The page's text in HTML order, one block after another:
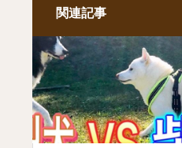
関連記事